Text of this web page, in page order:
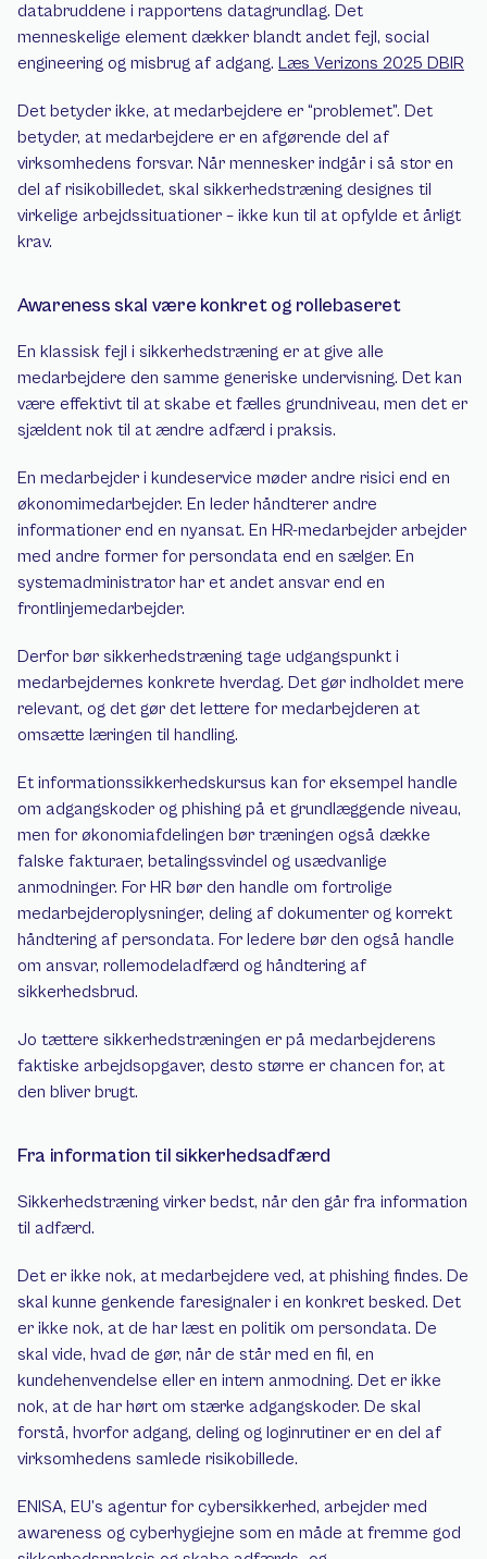
databruddene i rapportens datagrundlag. Det
menneskelige element dækker blandt andet fejl, social
engineering og misbrug af adgang. Læs Verizons 2025 DBIR
Det betyder ikke, at medarbejdere er “problemet”. Det
betyder, at medarbejdere er en afgørende del af
virksomhedens forsvar. Når mennesker indgår i så stor en
del af risikobilledet, skal sikkerhedstræning designes til
virkelige arbejdssituationer – ikke kun til at opfylde et årligt
krav.
Awareness skal være konkret og rollebaseret
En klassisk fejl i sikkerhedstræning er at give alle
medarbejdere den samme generiske undervisning. Det kan
være effektivt til at skabe et fælles grundniveau, men det er
sjældent nok til at ændre adfærd i praksis.
En medarbejder i kundeservice møder andre risici end en
økonomimedarbejder. En leder håndterer andre
informationer end en nyansat. En HR-medarbejder arbejder
med andre former for persondata end en sælger. En
systemadministrator har et andet ansvar end en
frontlinjemedarbejder.
Derfor bør sikkerhedstræning tage udgangspunkt i
medarbejdernes konkrete hverdag. Det gør indholdet mere
relevant, og det gør det lettere for medarbejderen at
omsætte læringen til handling.
Et informationssikkerhedskursus kan for eksempel handle
om adgangskoder og phishing på et grundlæggende niveau,
men for økonomiafdelingen bør træningen også dække
falske fakturaer, betalingssvindel og usædvanlige
anmodninger. For HR bør den handle om fortrolige
medarbejderoplysninger, deling af dokumenter og korrekt
håndtering af persondata. For ledere bør den også handle
om ansvar, rollemodeladfærd og håndtering af
sikkerhedsbrud.
Jo tættere sikkerhedstræningen er på medarbejderens
faktiske arbejdsopgaver, desto større er chancen for, at
den bliver brugt.
Fra information til sikkerhedsadfærd
Sikkerhedstræning virker bedst, når den går fra information
til adfærd.
Det er ikke nok, at medarbejdere ved, at phishing findes. De
skal kunne genkende faresignaler i en konkret besked. Det
er ikke nok, at de har læst en politik om persondata. De
skal vide, hvad de gør, når de står med en fil, en
kundehenvendelse eller en intern anmodning. Det er ikke
nok, at de har hørt om stærke adgangskoder. De skal
forstå, hvorfor adgang, deling og loginrutiner er en del af
virksomhedens samlede risikobillede.
ENISA, EU’s agentur for cybersikkerhed, arbejder med
awareness og cyberhygiejne som en måde at fremme god